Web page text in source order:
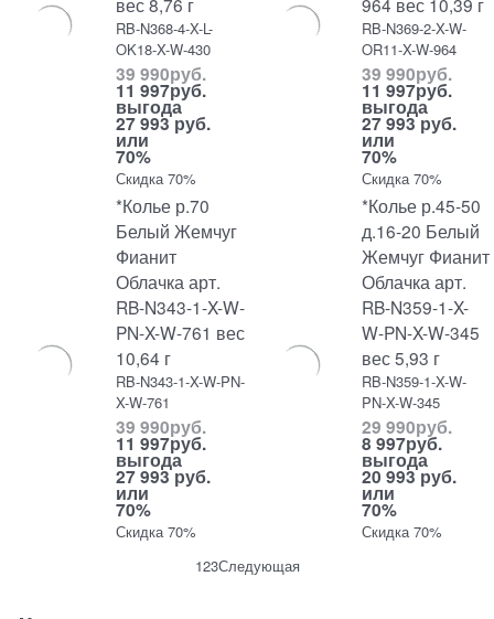
RB-N368-4-X-L-
OK18-X-W-430
39 990руб.
11 997руб.
выгода
27 993 руб.
или
70%
Скидка 70%
RB-N369-2-X-W-
OR11-X-W-964
39 990руб.
11 997руб.
выгода
27 993 руб.
или
70%
Скидка 70%
*Колье р.70
Белый Жемчуг
Фианит
Облачка арт.
RB-N343-1-X-W-
PN-X-W-761 вес
10,64 г
RB-N343-1-X-W-PN-
X-W-761
39 990руб.
11 997руб.
выгода
27 993 руб.
или
70%
Скидка 70%
*Колье р.45-50
д.16-20 Белый
Жемчуг Фианит
Облачка арт.
RB-N359-1-X-
W-PN-X-W-345
вес 5,93 г
RB-N359-1-X-W-
PN-X-W-345
29 990руб.
8 997руб.
выгода
20 993 руб.
или
70%
Скидка 70%
123Следующая